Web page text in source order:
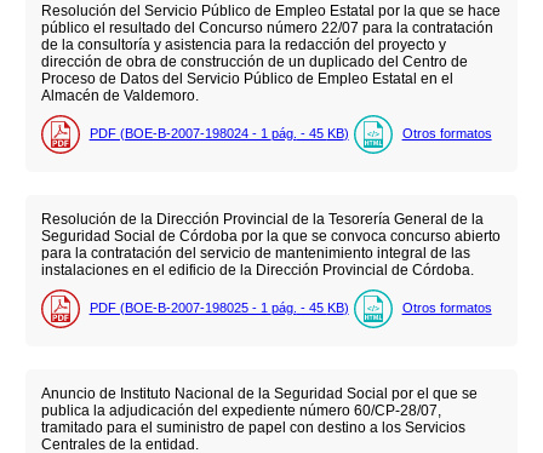
Resolución del Servicio Público de Empleo Estatal por la que se hace
público el resultado del Concurso número 22/07 para la contratación
de la consultoría y asistencia para la redacción del proyecto y
dirección de obra de construcción de un duplicado del Centro de
Proceso de Datos del Servicio Público de Empleo Estatal en el
Almacén de Valdemoro.
PDF (BOE-B-2007-198024 - 1 pág. - 45 KB) Otros formatos
Resolución de la Dirección Provincial de la Tesorería General de la
Seguridad Social de Córdoba por la que se convoca concurso abierto
para la contratación del servicio de mantenimiento integral de las
instalaciones en el edificio de la Dirección Provincial de Córdoba.
PDF (BOE-B-2007-198025 - 1 pág. - 45 KB) Otros formatos
Anuncio de Instituto Nacional de la Seguridad Social por el que se
publica la adjudicación del expediente número 60/CP-28/07,
tramitado para el suministro de papel con destino a los Servicios
Centrales de la entidad.